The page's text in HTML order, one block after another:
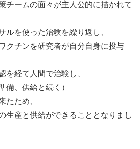
チームの面々が主人公的に描かれて
ルを使った治験を繰り返し、
クチンを研究者が自分自身に投与
を経て人間で治験し、
備、供給と続く）
たため、
生産と供給ができることとなりまし